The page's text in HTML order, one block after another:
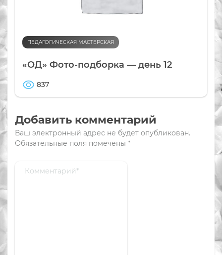
ПЕДАГОГИЧЕСКАЯ МАСТЕРСКАЯ
«ОД» Фото-подборка — день 12
837
Добавить комментарий
Ваш электронный адрес не будет опубликован.
Обязательные поля помечены *